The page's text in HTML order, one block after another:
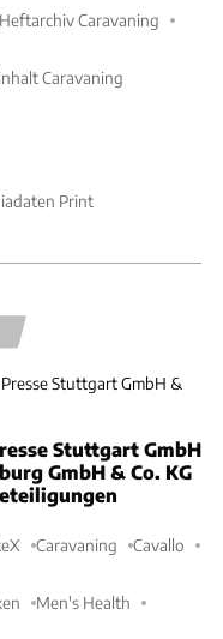
Heftarchiv Caravaning
Caravaning
Print
Stuttgart GmbH &
Stuttgart GmbH
GmbH & Co. KG
Caravaning Cavallo
Men's Health